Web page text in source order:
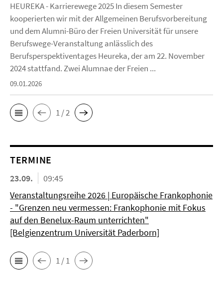
HEUREKA - Karrierewege 2025 In diesem Semester
kooperierten wir mit der Allgemeinen Berufsvorbereitung
und dem Alumni-Büro der Freien Universität für unsere
Berufswege-Veranstaltung anlässlich des
Berufsperspektiventages Heureka, der am 22. November
2024 stattfand. Zwei Alumnae der Freien ...
09.01.2026
1 / 2
TERMINE
23.09.
09:45
Veranstaltungsreihe 2026 | Europäische Frankophonie
- "Grenzen neu vermessen: Frankophonie mit Fokus
auf den Benelux-Raum unterrichten"
[Belgienzentrum Universität Paderborn]
1 / 1